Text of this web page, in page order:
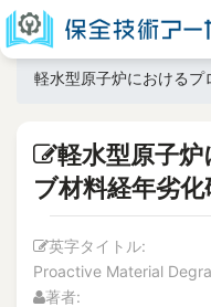
軽水型原子炉におけるプ
軽水型原子
ブ材料経年劣
英字タイトル:
Proactive Material
著者: